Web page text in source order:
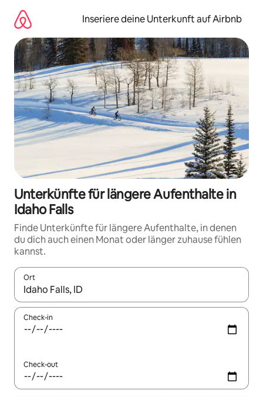
Inhalten
springen
Inseriere deine Unterkunft auf Airbnb
Unterkünfte für längere Aufenthalte in
Idaho Falls
Finde Unterkünfte für längere Aufenthalte, in denen
du dich auch einen Monat oder länger zuhause fühlen
kannst.
Ort
Wenn Ergebnisse verfügbar sind, navigiere mit den
Check-in
Check-out